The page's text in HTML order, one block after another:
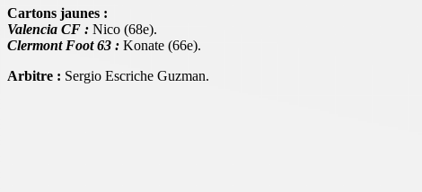
Cartons jaunes :
Valencia CF : Nico (68e).
Clermont Foot 63 : Konate (66e).
Arbitre : Sergio Escriche Guzman.